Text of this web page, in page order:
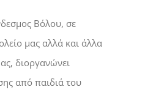
Βόλου, σε
μας αλλά και άλλα
διοργανώνει
από παιδιά του